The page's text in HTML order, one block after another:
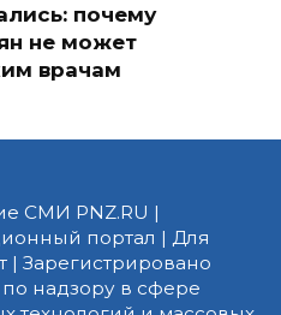
почему
не может
врачам
СМИ PNZ.RU |
портал | Для
| Зарегистрировано
надзору в сфере